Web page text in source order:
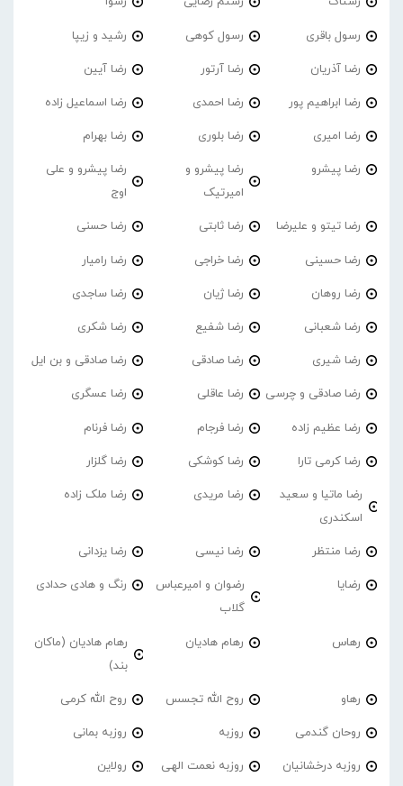
رسول باقری رسول کوهی رشید و زیپا
رضا آذریان رضا آرتور رضا آیین
رضا ابراهیم پور رضا احمدی رضا اسماعیل زاده
رضا امیری رضا بلوری رضا بهرام
رضا پیشرو
رضا پیشرو و
امیرتیک
رضا پیشرو و علی
اوج
رضا تیتو و علیرضا رضا ثابتی رضا حسنی
رضا حسینی رضا خراجی رضا رامیار
رضا روهان رضا ژیان رضا ساجدی
رضا شعبانی رضا شفیع رضا شکری
رضا شیری رضا صادقی رضا صادقی و بن ایل
رضا صادقی و چرسی رضا عاقلی رضا عسگری
رضا عظیم زاده رضا فرجام رضا فرنام
رضا کرمی تارا رضا کوشکی رضا گلزار
رضا ماتیا و سعید
اسکندری
رضا مریدی رضا ملک زاده
رضا منتظر رضا نیسی رضا یزدانی
رضایا
رضوان و امیرعباس
گلاب
رنگ و هادی حدادی
رهاس رهام هادیان
رهام هادیان (ماکان
بند)
رهاو روح الله تجسس روح الله کرمی
روحان گندمی روزبه روزبه بمانی
روزبه درخشانیان روزبه نعمت الهی رولاین